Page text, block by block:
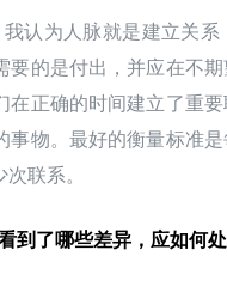
我认为人脉就是建立关
要的是付出，并应在不
在正确的时间建立了重
物。最好的衡量标准
联系。
到了哪些差异，应如何